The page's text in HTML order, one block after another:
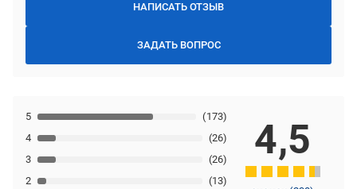
НАПИСАТЬ ОТЗЫВ
ЗАДАТЬ ВОПРОС
2 (13)
3 (26)
4 (26)
5 (173)
4,5